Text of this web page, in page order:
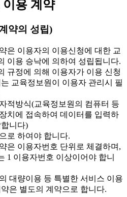
이용 계약
약의 성립)
은 이용자의 이용신청에 대한 교
이용 승낙에 의하여 성립됩니다.
규정에 의해 이용자가 이용 신청
교육정보원이 이용자 관리시 필
적방식(교육정보원의 컴퓨터 등
치에 접속하여 데이터를 입력하
니다)
로 하여야 합니다.
은 이용자번호 단위로 체결하며,
1 이용자번호 이상이어야 합니
대량이용 등 특별한 서비스 이용
은 별도의 계약으로 합니다.